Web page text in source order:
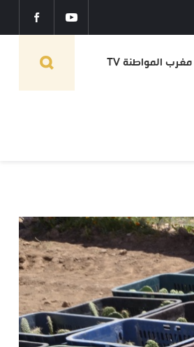
مغرب المواطنة TV